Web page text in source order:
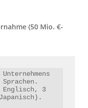
(50 Mio. €-
Englisch, 3